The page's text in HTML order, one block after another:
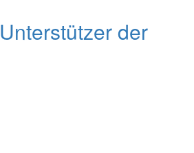
Unterstützer der